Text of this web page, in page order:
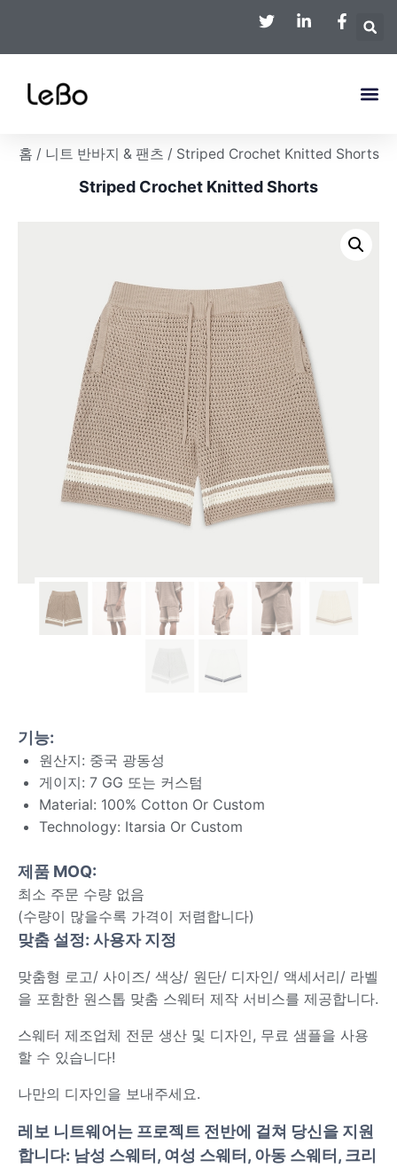
홈 / 니트 반바지 & 팬츠 / Striped Crochet Knitted Shorts
Striped Crochet Knitted Shorts
기능:
원산지: 중국 광동성
게이지: 7 GG 또는 커스텀
Material: 100% Cotton Or Custom
Technology: Itarsia Or Custom
제품 MOQ:
최소 주문 수량 없음
(수량이 많을수록 가격이 저렴합니다)
맞춤 설정: 사용자 지정
맞춤형 로고/ 사이즈/ 색상/ 원단/ 디자인/ 액세서리/ 라벨
을 포함한 원스톱 맞춤 스웨터 제작 서비스를 제공합니다.
스웨터 제조업체 전문 생산 및 디자인, 무료 샘플을 사용
할 수 있습니다!
나만의 디자인을 보내주세요.
레보 니트웨어는 프로젝트 전반에 걸쳐 당신을 지원
합니다: 남성 스웨터, 여성 스웨터, 아동 스웨터, 크리